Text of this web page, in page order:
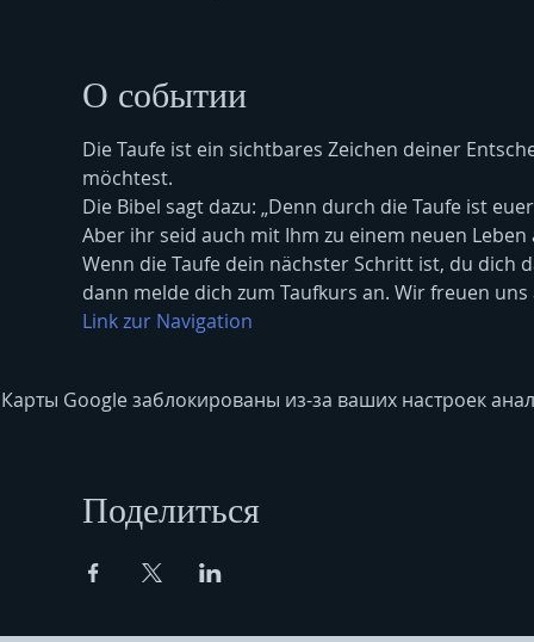
О событии
Die Taufe ist ein sichtbares Zeichen deiner
möchtest.
Die Bibel sagt dazu: „Denn durch die Taufe ist
Aber ihr seid auch mit Ihm zu einem neuen
Wenn die Taufe dein nächster Schritt ist, du
dann melde dich zum Taufkurs an. Wir freuen uns
Link zur Navigation
Карты Google заблокированы из-за ваших настроек
Поделиться